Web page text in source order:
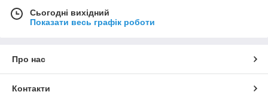
Сьогодні вихідний
Показати весь графік роботи
Про нас
Контакти